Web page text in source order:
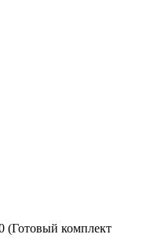
комплект